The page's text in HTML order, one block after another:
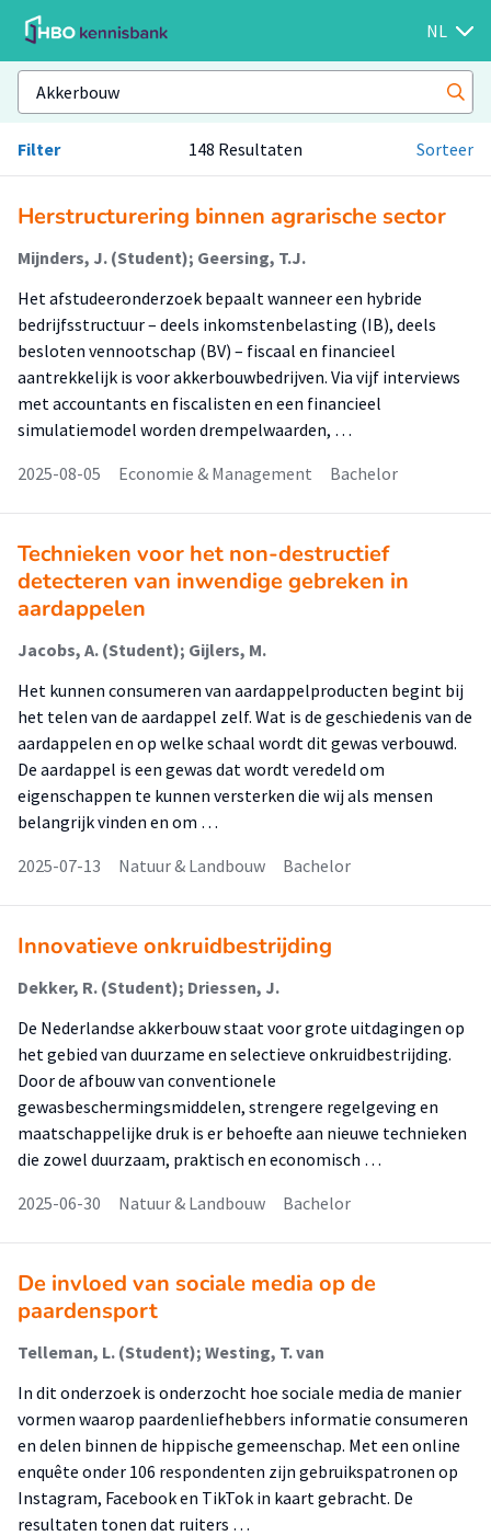
NL
Filter 148 Resultaten Sorteer
Herstructurering binnen agrarische sector
Mijnders, J. (Student); Geersing, T.J.
Het afstudeeronderzoek bepaalt wanneer een hybride
bedrijfsstructuur – deels inkomstenbelasting (IB), deels
besloten vennootschap (BV) – fiscaal en financieel
aantrekkelijk is voor akkerbouwbedrijven. Via vijf interviews
met accountants en fiscalisten en een financieel
simulatiemodel worden drempelwaarden, …
2025-08-05
Economie & Management Bachelor
Technieken voor het non-destructief
detecteren van inwendige gebreken in
aardappelen
Jacobs, A. (Student); Gijlers, M.
Het kunnen consumeren van aardappelproducten begint bij
het telen van de aardappel zelf. Wat is de geschiedenis van de
aardappelen en op welke schaal wordt dit gewas verbouwd.
De aardappel is een gewas dat wordt veredeld om
eigenschappen te kunnen versterken die wij als mensen
belangrijk vinden en om …
2025-07-13
Natuur & Landbouw Bachelor
Innovatieve onkruidbestrijding
Dekker, R. (Student); Driessen, J.
De Nederlandse akkerbouw staat voor grote uitdagingen op
het gebied van duurzame en selectieve onkruidbestrijding.
Door de afbouw van conventionele
gewasbeschermingsmiddelen, strengere regelgeving en
maatschappelijke druk is er behoefte aan nieuwe technieken
die zowel duurzaam, praktisch en economisch …
2025-06-30
Natuur & Landbouw Bachelor
De invloed van sociale media op de
paardensport
Telleman, L. (Student); Westing, T. van
In dit onderzoek is onderzocht hoe sociale media de manier
vormen waarop paardenliefhebbers informatie consumeren
en delen binnen de hippische gemeenschap. Met een online
enquête onder 106 respondenten zijn gebruikspatronen op
Instagram, Facebook en TikTok in kaart gebracht. De
resultaten tonen dat ruiters …